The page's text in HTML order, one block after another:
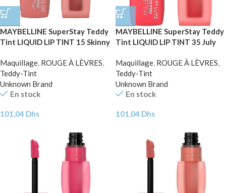
MAYBELLINE SuperStay Teddy
Tint LIQUID LIP TINT 15 Skinny
Maquillage, ROUGE À LÈVRES,
Teddy-Tint
Unknown Brand
En stock
101,04 Dhs
MAYBELLINE SuperStay Teddy
Tint LIQUID LIP TINT 35 July
Maquillage, ROUGE À LÈVRES,
Teddy-Tint
Unknown Brand
En stock
101,04 Dhs